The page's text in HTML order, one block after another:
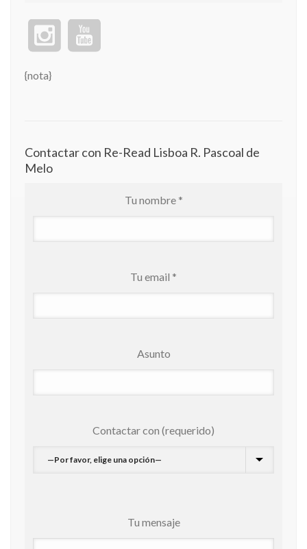
{nota}
Contactar con Re-Read Lisboa R. Pascoal de
Melo
Tu nombre *
Tu email *
Asunto
Contactar con (requerido)
Tu mensaje